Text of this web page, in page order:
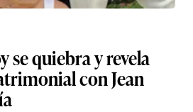
se quiebra y revela
con Jean